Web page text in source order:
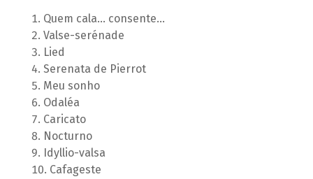
Quem cala... consente...
Valse-serénade
Lied
Serenata de Pierrot
Meu sonho
Odaléa
Caricato
Nocturno
Idyllio-valsa
Cafageste